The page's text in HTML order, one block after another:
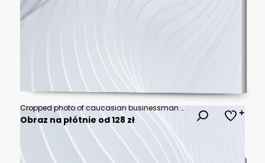
Cropped photo of caucasian businessman wearing suit walking with suitcase in hotel lobby
Obraz na płótnie od 128 zł